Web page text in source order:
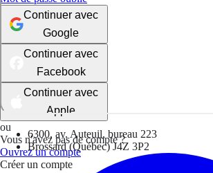
6300, av. Auteuil, bureau 223
Brossard (Québec) J4Z 3P2
Continuer avec
Google
Continuer avec
Facebook
Continuer avec
Apple
ou
Vous n'avez pas de compte ?
Ouvrez un compte
Créer un compte